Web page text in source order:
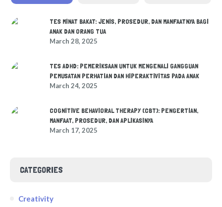
TES MINAT BAKAT: JENIS, PROSEDUR, DAN MANFAATNYA BAGI
ANAK DAN ORANG TUA
March 28, 2025
TES ADHD: PEMERIKSAAN UNTUK MENGENALI GANGGUAN
PEMUSATAN PERHATIAN DAN HIPERAKTIVITAS PADA ANAK
March 24, 2025
COGNITIVE BEHAVIORAL THERAPY (CBT): PENGERTIAN,
MANFAAT, PROSEDUR, DAN APLIKASINYA
March 17, 2025
CATEGORIES
Creativity